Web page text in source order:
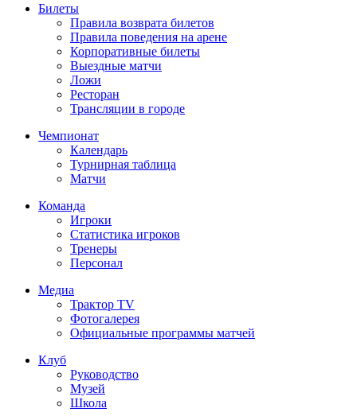
Билеты
Правила возврата билетов
Правила поведения на арене
Корпоративные билеты
Выездные матчи
Ложи
Ресторан
Трансляции в городе
Чемпионат
Календарь
Турнирная таблица
Матчи
Команда
Игроки
Статистика игроков
Тренеры
Персонал
Медиа
Трактор TV
Фотогалерея
Официальные программы матчей
Клуб
Руководство
Музей
Школа